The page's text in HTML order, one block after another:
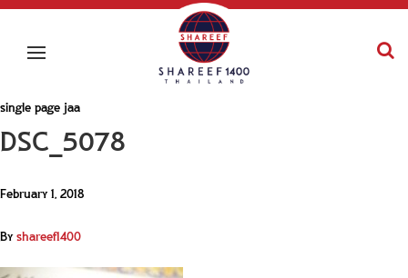
single page jaa
DSC_5078
February 1, 2018
Byshareef1400